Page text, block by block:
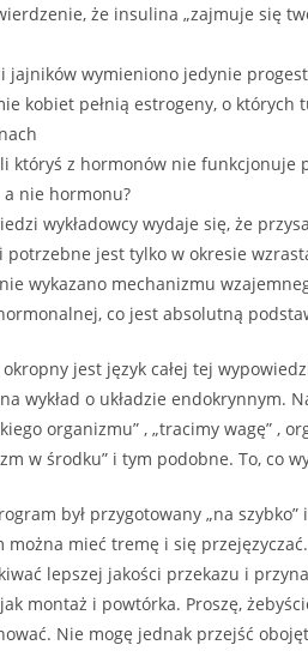
że insulina „zajmuje się
jajników wymieniono jedynie
kobiet pełnią estrogeny, o których
któryś z hormonów nie funkcjonuje
a nie hormonu?
wykładowcy wydaje się, że
potrzebne jest tylko w okresie
wykazano mechanizmu
co jest absolutną
jest język całej tej
wykład o układzie endokrynnym.
organizmu” , „tracimy wagę” ,
w środku” i tym podobne. To, co
był przygotowany „na
można mieć tremę i się
lepszej jakości przekazu i
montaż i powtórka. Proszę,
Nie mogę jednak przejść